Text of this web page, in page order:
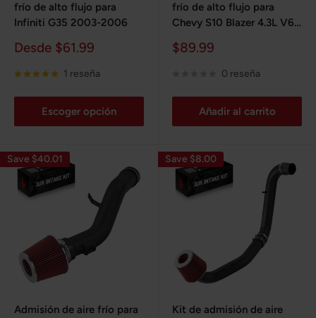
frío de alto flujo para
Infiniti G35 2003-2006
Precio
venta
Desde $61.99
1 reseña
Escoger opción
frío de alto flujo para
Chevy S10 Blazer 4.3L V6
Precio
$89.99
0 reseña
Añadir al carrito
Save $40.01
Admisión de aire frío para
Save $8.00
Kit de admisión de aire